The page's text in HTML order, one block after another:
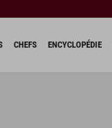
CHEFS ENCYCLOPÉDIE